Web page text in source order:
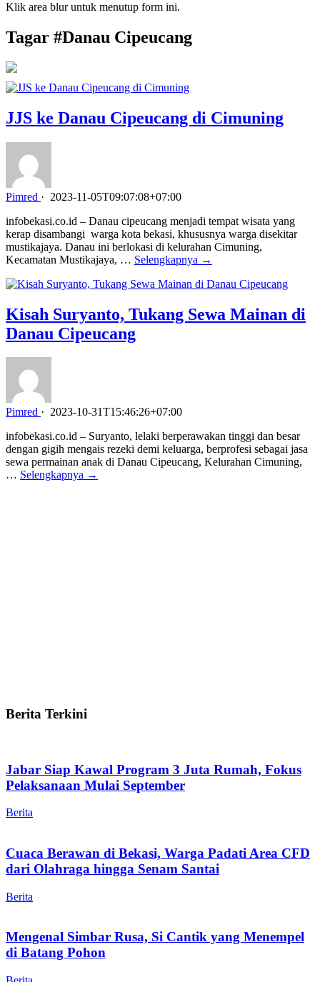
Klik area blur untuk menutup form ini.
Tagar #Danau Cipeucang
JJS ke Danau Cipeucang di Cimuning
Pimred · 2023-11-05T09:07:08+07:00
infobekasi.co.id – Danau cipeucang menjadi tempat wisata yang
kerap disambangi warga kota bekasi, khususnya warga disekitar
mustikajaya. Danau ini berlokasi di kelurahan Cimuning,
Kecamatan Mustikajaya, … Selengkapnya →
Kisah Suryanto, Tukang Sewa Mainan di
Danau Cipeucang
Pimred · 2023-10-31T15:46:26+07:00
infobekasi.co.id – Suryanto, lelaki berperawakan tinggi dan besar
dengan gigih mengais rezeki demi keluarga, berprofesi sebagai jasa
sewa permainan anak di Danau Cipeucang, Kelurahan Cimuning,
… Selengkapnya →
Berita Terkini
Jabar Siap Kawal Program 3 Juta Rumah, Fokus
Pelaksanaan Mulai September
Berita
Cuaca Berawan di Bekasi, Warga Padati Area CFD
dari Olahraga hingga Senam Santai
Berita
Mengenal Simbar Rusa, Si Cantik yang Menempel
di Batang Pohon